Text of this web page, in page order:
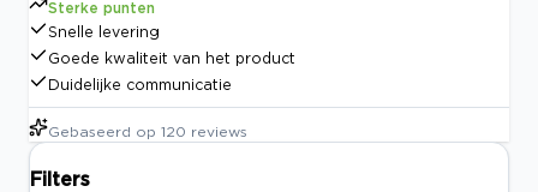
Sterke punten
Snelle levering
Goede kwaliteit van het product
Duidelijke communicatie
Gebaseerd op 120 reviews
Filters